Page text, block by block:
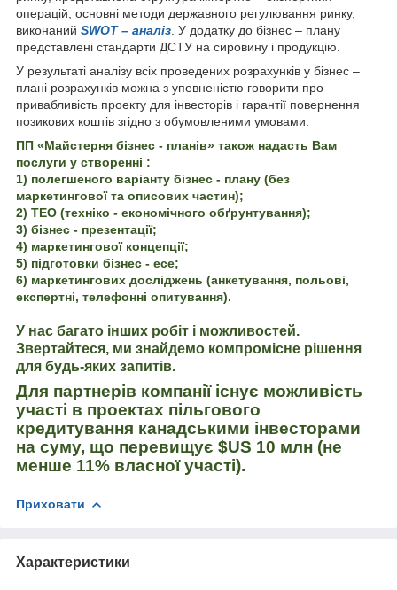
операцій, основні методи державного регулювання ринку,
виконаний SWOT – аналіз . У додатку до бізнес – плану
представлені стандарти ДСТУ на сировину і продукцію.
У результаті аналізу всіх проведених розрахунків у бізнес –
плані розрахунків можна з упевненістю говорити про
привабливість проекту для інвесторів і гарантії повернення
позикових коштів згідно з обумовленими умовами.
ПП «Майстерня бізнес - планів» також надасть Вам
послуги у створенні :
1) полегшеного варіанту бізнес - плану (без
маркетингової та описових частин);
2) ТЕО (техніко - економічного обґрунтування);
3) бізнес - презентації;
4) маркетингової концепції;
5) підготовки бізнес - есе;
6) маркетингових досліджень (анкетування, польові,
експертні, телефонні опитування).
У нас багато інших робіт і можливостей.
Звертайтеся, ми знайдемо компромісне рішення
для будь-яких запитів.
Для партнерів компанії існує можливість
участі в проектах пільгового
кредитування канадськими інвесторами
на суму, що перевищує $US 10 млн (не
менше 11% власної участі).
Приховати
Характеристики